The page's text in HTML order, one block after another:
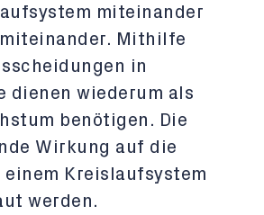
miteinander
Mithilfe
in
dienen wiederum als
benötigen. Die
Wirkung auf die
Kreislaufsystem
werden.